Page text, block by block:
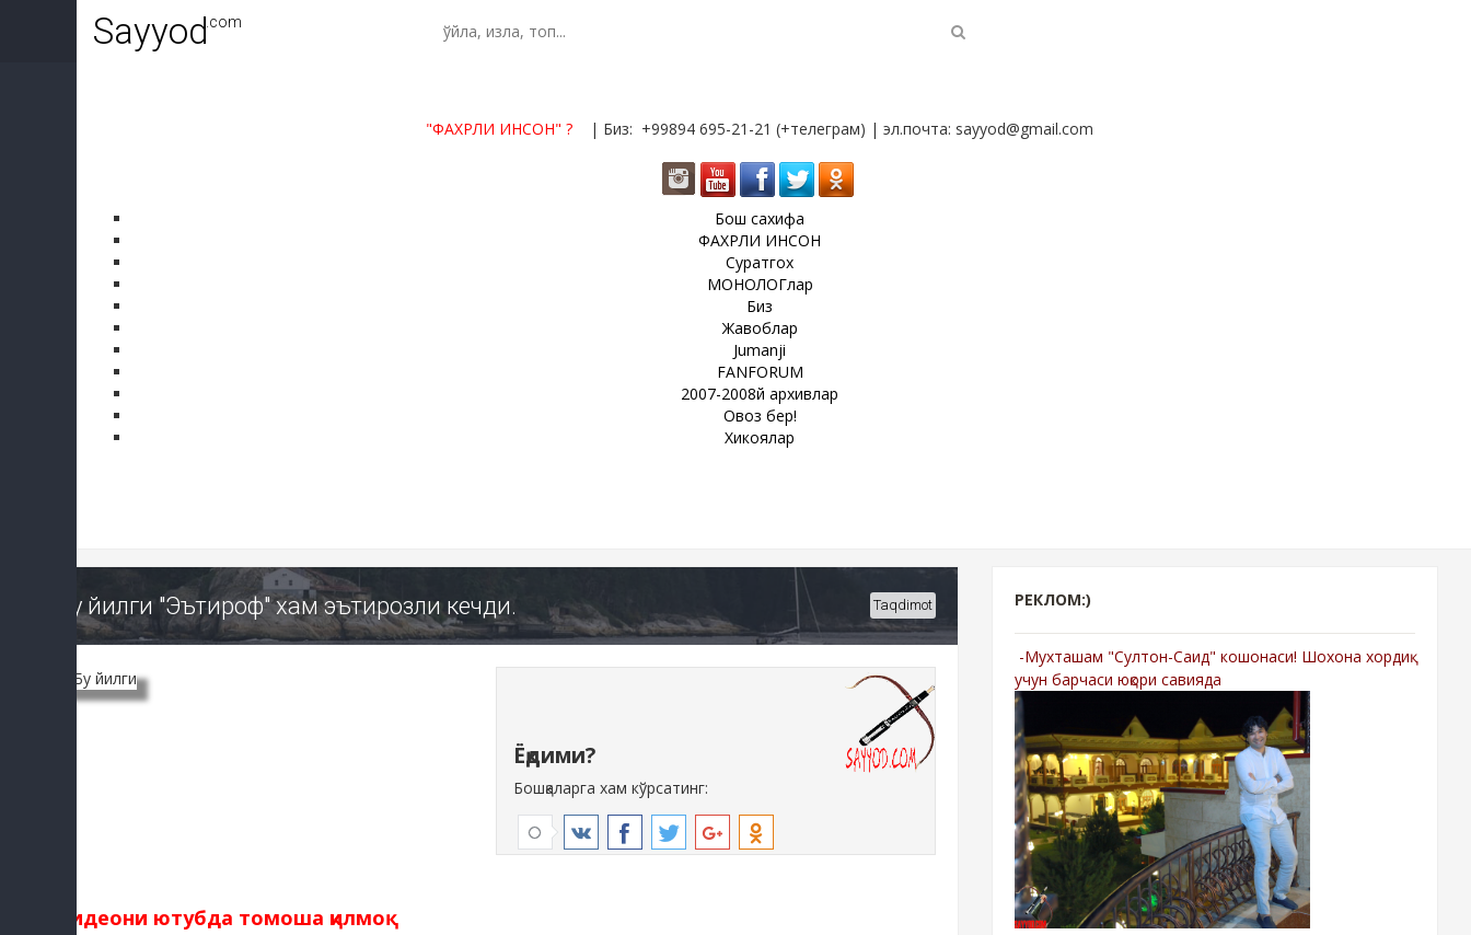
Sayyod.com
"ФАХРЛИ ИНСОН"? | Биз: +99894 695-21-21 (+телеграм) | эл.почта: sayyod@gmail.com
Бош сахифа
ФАХРЛИ ИНСОН
Суратгох
МОНОЛОГлар
Биз
Жавоблар
Jumanji
FANFORUM
2007-2008й архивлар
Овоз бер!
Хикоялар
Бу йилги "Эътироф" хам эътирозли кечди. Taqdimot
Ёқдими?
Бошқаларга хам кўрсатинг:
Видеони ютубда томоша қилмоқ
РЕКЛОМ:)
-Мухташам "Султон-Саид" кошонаси! Шохона хордиқ
учун барчаси юқори савияда